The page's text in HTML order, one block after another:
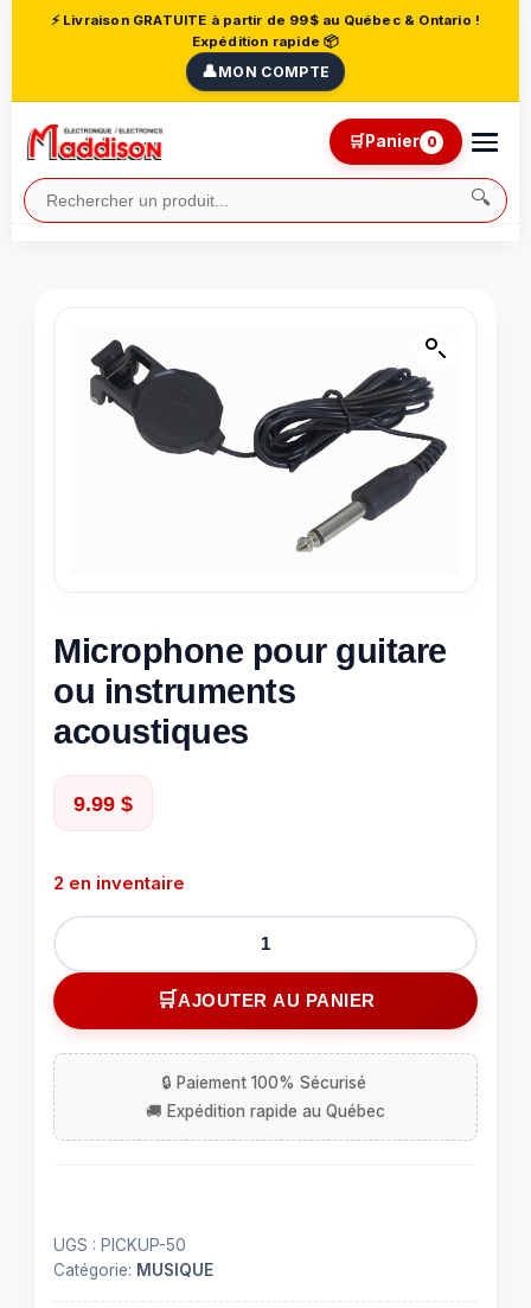
⚡ Livraison GRATUITE à partir de 99$ au Québec & Ontario !
Expédition rapide 📦
👤MON COMPTE
🔍
🛒Panier 0
Microphone pour guitare
ou instruments
acoustiques
9.99 $
2 en inventaire
quantité
de
Microphone
pour
ou
instruments
acoustiques
AJOUTER AU PANIER
UGS : PICKUP-50
Catégorie: MUSIQUE